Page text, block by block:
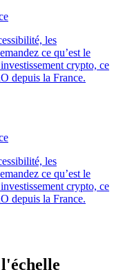
vu la pub de l'app
facile à utiliser et
et fun à utiliser. J'ai